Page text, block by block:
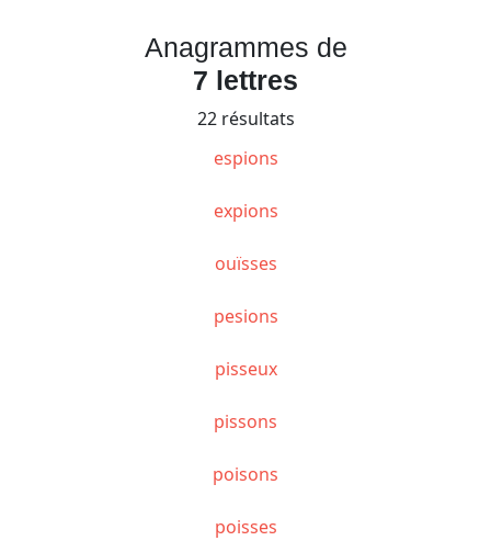
Anagrammes de
7 lettres
22 résultats
espions
expions
ouïsses
pesions
pisseux
pissons
poisons
poisses